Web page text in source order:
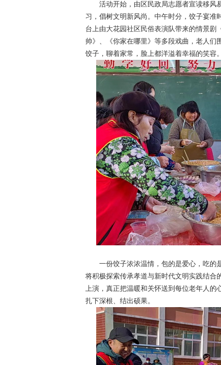
活动开始，由区民政局志愿者宣读移风
习，倡树文明新风尚。中午时分，饺子宴
台上由大花园社区民俗表演队带来的情景
帅》、《你家在哪里》等多段戏曲，老人
饺子，聊着家常，脸上都洋溢着幸福的笑容
一份饺子浓浓温情，包的是爱心，吃的
将积极探索传承孝道与新时代文明实践结合
上演，真正把温暖和关怀送到每位老年人的
扎下深根、结出硕果。